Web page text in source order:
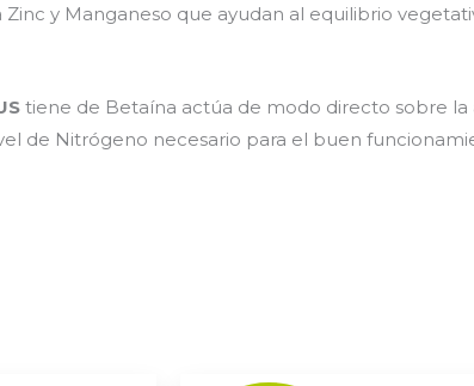
y Manganeso que ayudan al equilibrio
tiene de Betaína actúa de modo directo sobre la
de Nitrógeno necesario para el buen